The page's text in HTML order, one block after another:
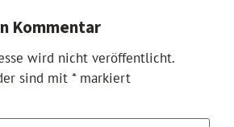
Kommentar
wird nicht veröffentlicht.
sind mit *markiert